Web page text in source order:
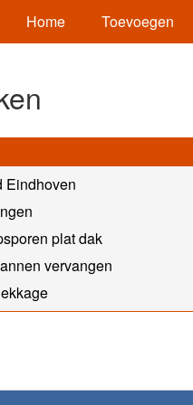
Home Toevoegen
Eindhoven
plat dak
vervangen